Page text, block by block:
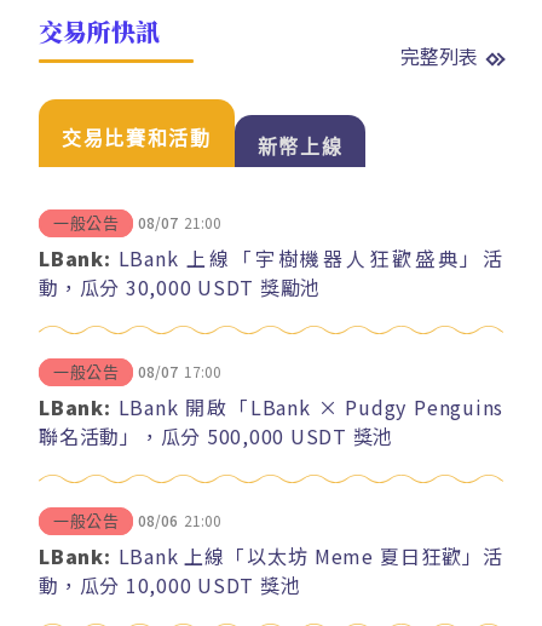
交易所快訊
完整列表
交易比賽和活動 新幣上線
一般公告 08/07 21:00
LBank: LBank 上線「宇樹機器人狂歡盛典」活
動，瓜分 30,000 USDT 獎勵池
一般公告 08/07 17:00
LBank: LBank 開啟「LBank × Pudgy Penguins
聯名活動」，瓜分 500,000 USDT 獎池
一般公告 08/06 21:00
LBank: LBank 上線「以太坊 Meme 夏日狂歡」活
動，瓜分 10,000 USDT 獎池